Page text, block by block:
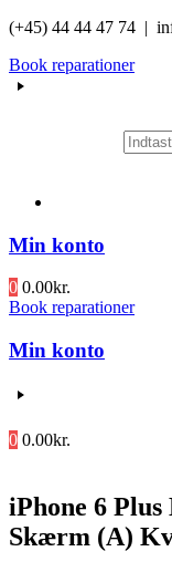
Videre
indhold
(+45) 44 44 47 74 |
Book reparationer
Min konto
0 0.00kr.
Book reparationer
Min konto
0 0.00kr.
iPhone 6
Skærm (A)